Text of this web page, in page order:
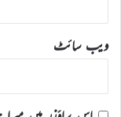
ویب‌ سائٹ